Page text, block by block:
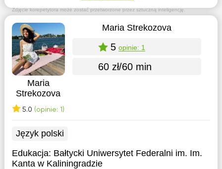
Zdjęcie korepetytora może zostać przetworzone przez sztuczną inteligencję.
Maria
Strekozova
5.0 (opinie: 1)
Maria Strekozova
5 opinie: 1
60 zł/60 min
Język polski
Edukacja: Bałtycki Uniwersytet Federalni im. Im.
Kanta w Kaliningradzie